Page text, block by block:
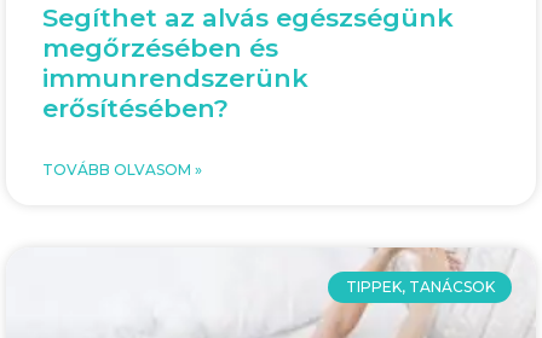
Segíthet az alvás egészségünk
megőrzésében és
immunrendszerünk
erősítésében?
TOVÁBB OLVASOM »
TIPPEK, TANÁCSOK